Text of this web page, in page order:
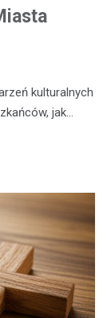
kulturalnych
jak…